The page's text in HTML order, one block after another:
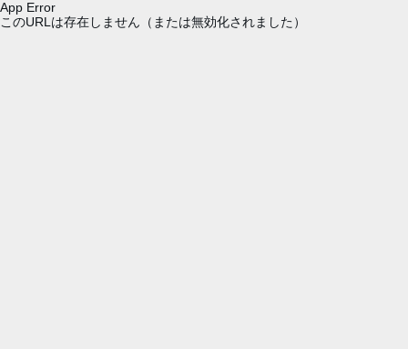
App Error
このURLは存在しません（または無効化されました）